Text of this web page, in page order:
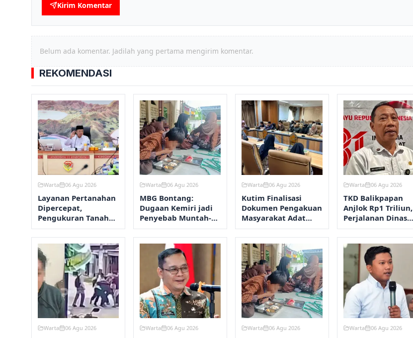
Kirim Komentar
Belum ada komentar. Jadilah yang pertama mengirim komentar.
REKOMENDASI
Warta 06 Agu 2026
Layanan Pertanahan
Dipercepat,
Pengukuran Tanah
Maksimal 12 Hari
Warta 06 Agu 2026
MBG Bontang:
Dugaan Kemiri jadi
Penyebab Muntah-
Diare, Hasil Lab
Ditunggu
Warta 06 Agu 2026
Kutim Finalisasi
Dokumen Pengakuan
Masyarakat Adat
Wehea
Warta 06 Agu 2026
TKD Balikpapan
Anjlok Rp1 Triliun,
Perjalanan Dinas
Dipangkas
Warta 06 Agu 2026 Warta 06 Agu 2026 Warta 06 Agu 2026 Warta 06 Agu 2026